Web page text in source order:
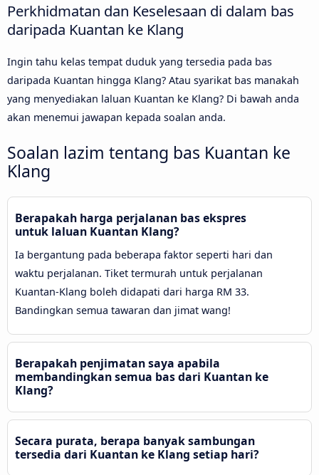
Perkhidmatan dan Keselesaan di dalam bas
daripada Kuantan ke Klang
Ingin tahu kelas tempat duduk yang tersedia pada bas
daripada Kuantan hingga Klang? Atau syarikat bas manakah
yang menyediakan laluan Kuantan ke Klang? Di bawah anda
akan menemui jawapan kepada soalan anda.
Soalan lazim tentang bas Kuantan ke
Klang
Berapakah harga perjalanan bas ekspres
untuk laluan Kuantan Klang?
Ia bergantung pada beberapa faktor seperti hari dan
waktu perjalanan. Tiket termurah untuk perjalanan
Kuantan-Klang boleh didapati dari harga RM 33.
Bandingkan semua tawaran dan jimat wang!
Berapakah penjimatan saya apabila
membandingkan semua bas dari Kuantan ke
Klang?
Secara purata, berapa banyak sambungan
tersedia dari Kuantan ke Klang setiap hari?